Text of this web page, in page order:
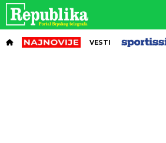
VESTI